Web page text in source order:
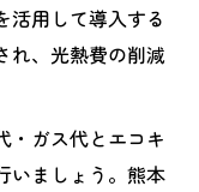
活用して導入する
れ、光熱費の削減
・ガス代とエコキ
いましょう。熊本